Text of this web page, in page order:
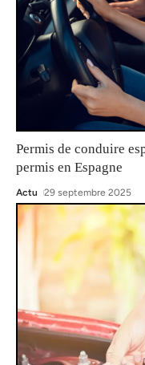
Permis de conduire
permis en Espagne
Actu 29 septembre 2025